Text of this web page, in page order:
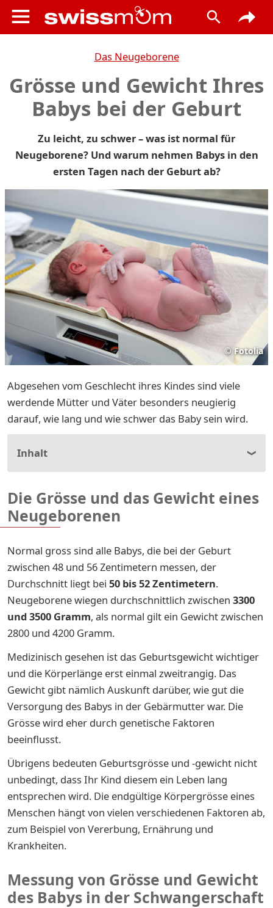
Das Neugeborene
Grösse und Gewicht Ihres
Babys bei der Geburt
Zu leicht, zu schwer – was ist normal für
Neugeborene? Und warum nehmen Babys in den
ersten Tagen nach der Geburt ab?
© Fotolia
Abgesehen vom Geschlecht ihres Kindes sind viele
werdende Mütter und Väter besonders neugierig
darauf, wie lang und wie schwer das Baby sein wird.
Inhalt
Die Grösse und das Gewicht eines
Neugeborenen
Normal gross sind alle Babys, die bei der Geburt
zwischen 48 und 56 Zentimetern messen, der
Durchschnitt liegt bei 50 bis 52 Zentimetern.
Neugeborene wiegen durchschnittlich zwischen 3300
und 3500 Gramm, als normal gilt ein Gewicht zwischen
2800 und 4200 Gramm.
Medizinisch gesehen ist das Geburtsgewicht wichtiger
und die Körperlänge erst einmal zweitrangig. Das
Gewicht gibt nämlich Auskunft darüber, wie gut die
Versorgung des Babys in der Gebärmutter war. Die
Grösse wird eher durch genetische Faktoren
beeinflusst.
Übrigens bedeuten Geburtsgrösse und -gewicht nicht
unbedingt, dass Ihr Kind diesem ein Leben lang
entsprechen wird. Die endgültige Körpergrösse eines
Menschen hängt von vielen verschiedenen Faktoren ab,
zum Beispiel von Vererbung, Ernährung und
Krankheiten.
Messung von Grösse und Gewicht
des Babys in der Schwangerschaft